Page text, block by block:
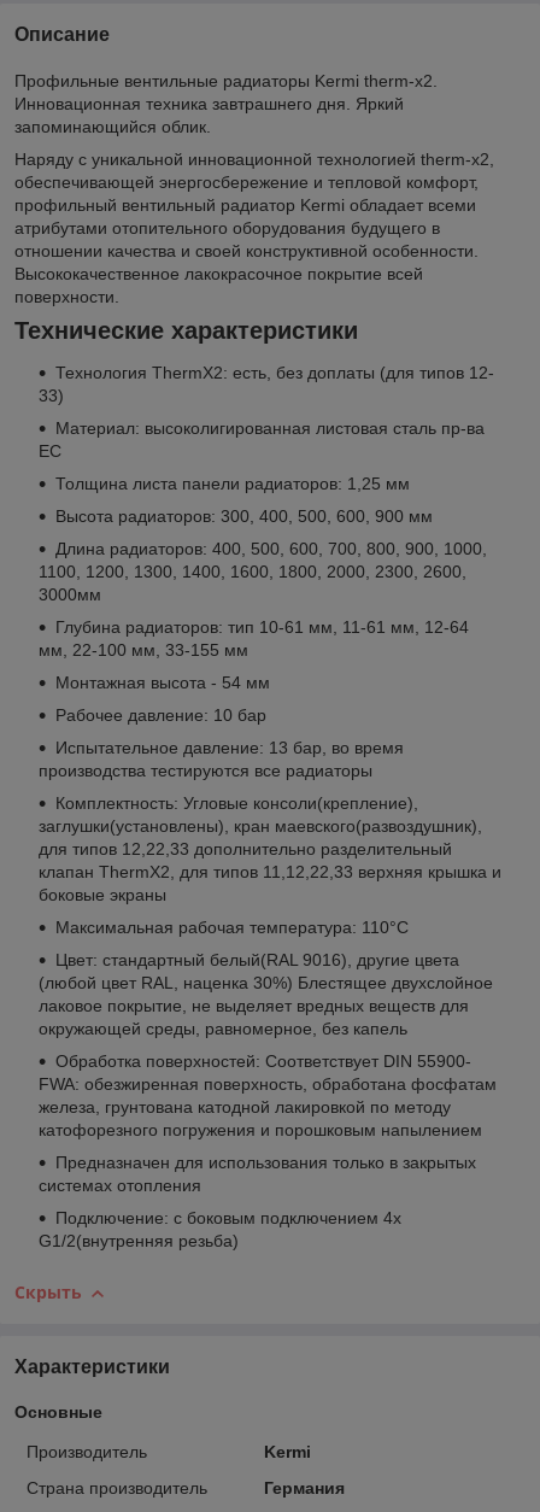
Описание
Профильные вентильные радиаторы Kermi therm-x2.
Инновационная техника завтрашнего дня. Яркий
запоминающийся облик.
Наряду с уникальной инновационной технологией therm-x2,
обеспечивающей энергосбережение и тепловой комфорт,
профильный вентильный радиатор Kermi обладает всеми
атрибутами отопительного оборудования будущего в
отношении качества и своей конструктивной особенности.
Высококачественное лакокрасочное покрытие всей
поверхности.
Технические характеристики
Технология ThermX2: есть, без доплаты (для типов 12-
33)
Материал: высоколигированная листовая сталь пр-ва
ЕС
Толщина листа панели радиаторов: 1,25 мм
Высота радиаторов: 300, 400, 500, 600, 900 мм
Длина радиаторов: 400, 500, 600, 700, 800, 900, 1000,
1100, 1200, 1300, 1400, 1600, 1800, 2000, 2300, 2600,
3000мм
Глубина радиаторов: тип 10-61 мм, 11-61 мм, 12-64
мм, 22-100 мм, 33-155 мм
Монтажная высота - 54 мм
Рабочее давление: 10 бар
Испытательное давление: 13 бар, во время
производства тестируются все радиаторы
Комплектность: Угловые консоли(крепление),
заглушки(установлены), кран маевского(развоздушник),
для типов 12,22,33 дополнительно разделительный
клапан ThermX2, для типов 11,12,22,33 верхняя крышка и
боковые экраны
Максимальная рабочая температура: 110°С
Цвет: стандартный белый(RAL 9016), другие цвета
(любой цвет RAL, наценка 30%) Блестящее двухслойное
лаковое покрытие, не выделяет вредных веществ для
окружающей среды, равномерное, без капель
Обработка поверхностей: Соответствует DIN 55900-
FWA: обезжиренная поверхность, обработана фосфатам
железа, грунтована катодной лакировкой по методу
катофорезного погружения и порошковым напылением
Предназначен для использования только в закрытых
системах отопления
Подключение: с боковым подключением 4x
G1/2(внутренняя резьба)
Скрыть
Характеристики
Основные
Производитель
Kermi
Страна производитель
Германия